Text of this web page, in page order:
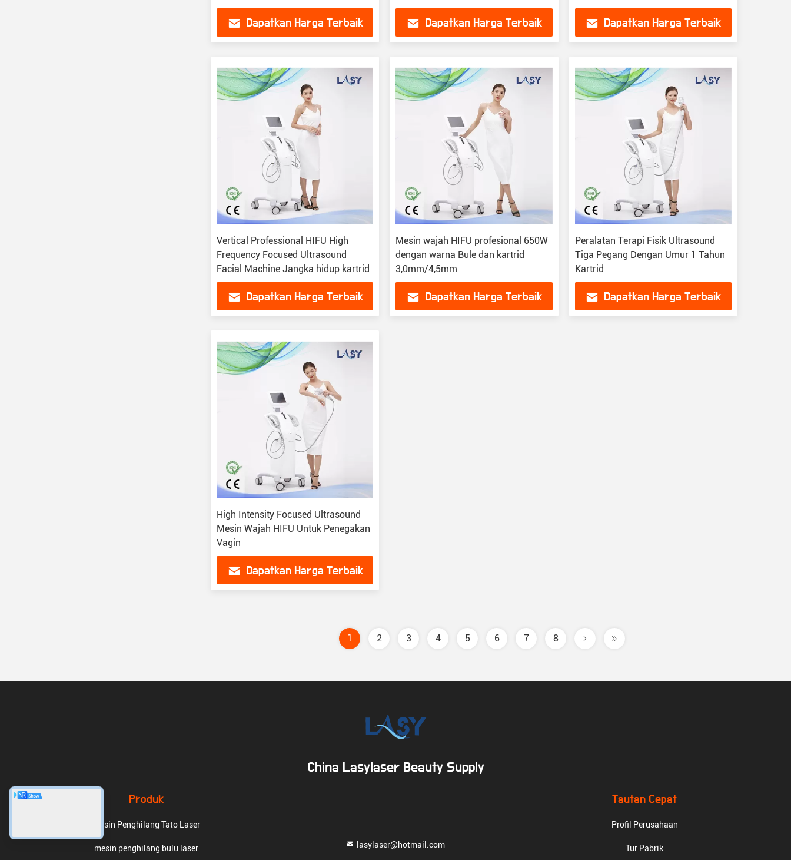
Dapatkan Harga Terbaik Dapatkan Harga Terbaik Dapatkan Harga Terbaik
Vertical Professional HIFU High
Frequency Focused Ultrasound
Facial Machine Jangka hidup kartrid
Dapatkan Harga Terbaik
Mesin wajah HIFU profesional 650W
dengan warna Bule dan kartrid
3,0mm/4,5mm
Dapatkan Harga Terbaik
Peralatan Terapi Fisik Ultrasound
Tiga Pegang Dengan Umur 1 Tahun
Kartrid
Dapatkan Harga Terbaik
High Intensity Focused Ultrasound
Mesin Wajah HIFU Untuk Penegakan
Vagin
Dapatkan Harga Terbaik
1 2 3 4 5 6 7 8
China Lasylaser Beauty Supply
Produk
Mesin Penghilang Tato Laser
mesin penghilang bulu laser lasylaser@hotmail.com
Tautan Cepat
Profil Perusahaan
Tur Pabrik